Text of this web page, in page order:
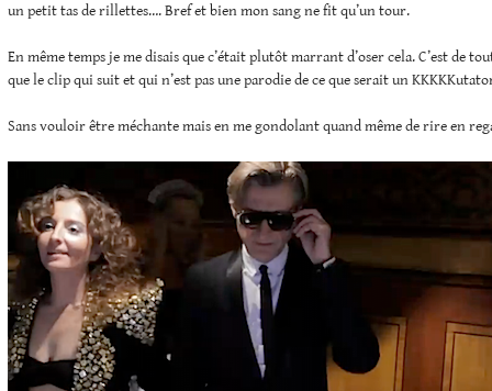
un petit tas de rillettes…. Bref et bien mon sang ne fit qu’un tour.
En même temps je me disais que c’était plutôt marrant d’oser cela. C’est de
que le clip qui suit et qui n’est pas une parodie de ce que serait un
Sans vouloir être méchante mais en me gondolant quand même de rire en